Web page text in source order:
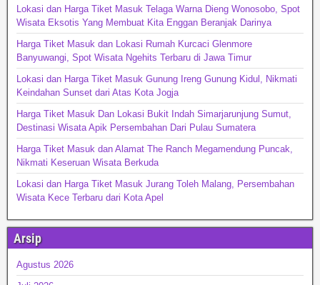
Lokasi dan Harga Tiket Masuk Telaga Warna Dieng Wonosobo, Spot
Wisata Eksotis Yang Membuat Kita Enggan Beranjak Darinya
Harga Tiket Masuk dan Lokasi Rumah Kurcaci Glenmore
Banyuwangi, Spot Wisata Ngehits Terbaru di Jawa Timur
Lokasi dan Harga Tiket Masuk Gunung Ireng Gunung Kidul, Nikmati
Keindahan Sunset dari Atas Kota Jogja
Harga Tiket Masuk Dan Lokasi Bukit Indah Simarjarunjung Sumut,
Destinasi Wisata Apik Persembahan Dari Pulau Sumatera
Harga Tiket Masuk dan Alamat The Ranch Megamendung Puncak,
Nikmati Keseruan Wisata Berkuda
Lokasi dan Harga Tiket Masuk Jurang Toleh Malang, Persembahan
Wisata Kece Terbaru dari Kota Apel
Arsip
Agustus 2026